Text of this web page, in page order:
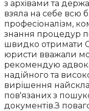
з архівами та
взяла на себе всю
професіоналізм,
знання процедур
швидко отримати
юристи вважали
рекомендую
надійного та
вирішення
пов'язаних з
документів.З